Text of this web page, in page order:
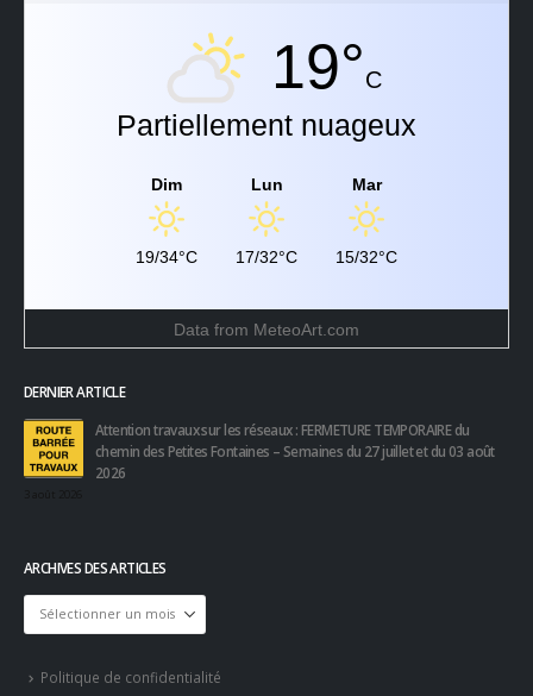
19°C
Partiellement nuageux
Dim
19/34°C
Lun
17/32°C
Mar
15/32°C
Data from MeteoArt.com
DERNIER ARTICLE
Attention travaux sur les réseaux : FERMETURE TEMPORAIRE du
chemin des Petites Fontaines – Semaines du 27 juillet et du 03 août
2026
ARCHIVES DES ARTICLES
Archives
des
Politique de confidentialité